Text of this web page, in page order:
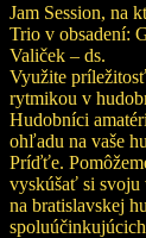
Jam Session, na
Trio v obsadení:
Valiček – ds.
Využite
rytmikou v
Hudobníci
ohľadu na vaše
Príďťe.
vyskúšať si svoju
na bratislavskej